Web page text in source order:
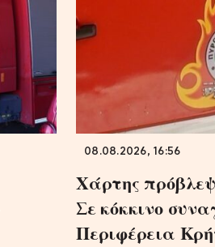
08.08.2026, 16:56
Χάρτης
Σε κόκκινο
Περιφέρεια